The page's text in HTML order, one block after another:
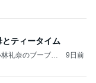
ティータイム
礼奈のブーブー
9日前